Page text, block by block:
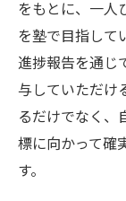
をもとに、一人
を塾で目指して
進捗報告を通じ
与していただけ
るだけでなく、
標に向かって確
す。